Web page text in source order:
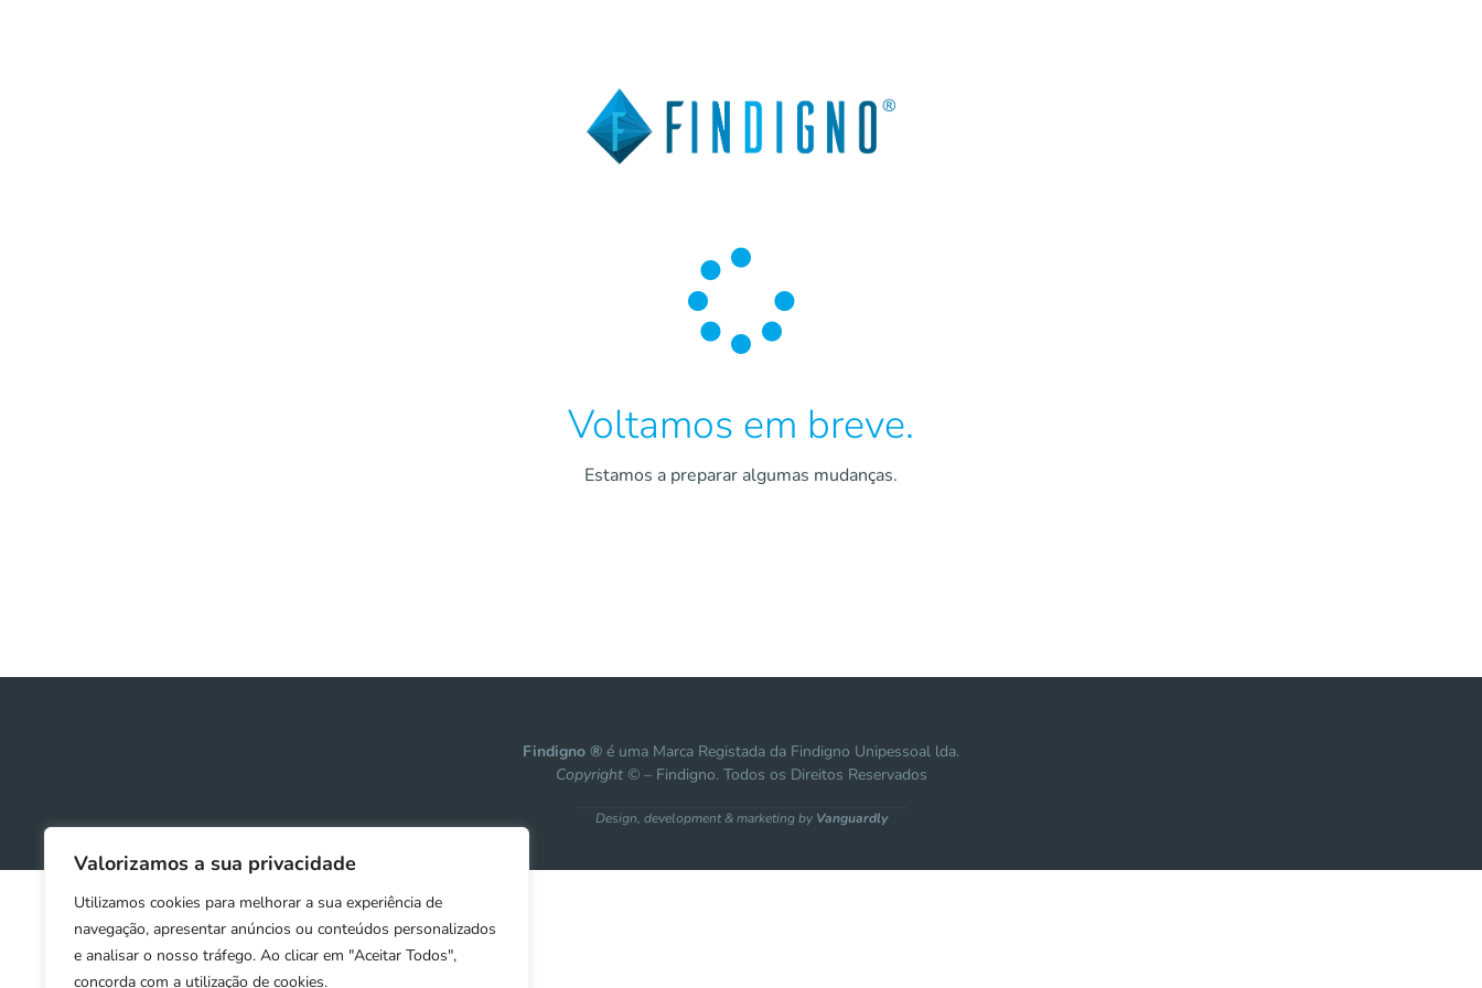
Valorizamos a sua privacidade
Utilizamos cookies para melhorar a sua experiência de
navegação, apresentar anúncios ou conteúdos personalizados
e analisar o nosso tráfego. Ao clicar em "Aceitar Todos",
concorda com a utilização de cookies.

Voltamos em breve.
Estamos a preparar algumas mudanças.
Findigno ® é uma Marca Registada da Findigno Unipessoal lda.
Copyright ©– Findigno. Todos os Direitos Reservados
Design, development & marketing by Vanguardly